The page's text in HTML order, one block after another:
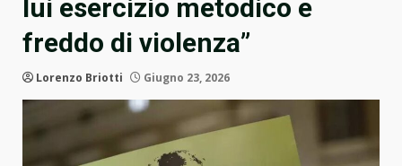
lui esercizio metodico e
freddo di violenza”
Lorenzo Briotti Giugno 23, 2026